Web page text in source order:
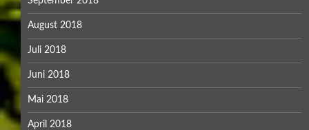
August 2018
Juli 2018
Juni 2018
Mai 2018
April 2018